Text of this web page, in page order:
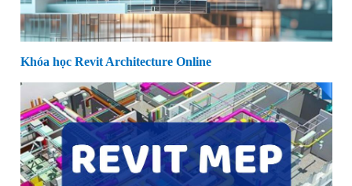
Khóa học Revit Architecture Online